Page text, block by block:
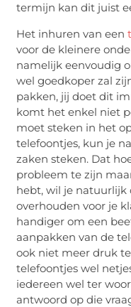
termijn kan dit juist
Het inhuren van een
voor de kleinere
namelijk eenvoudig
wel goedkoper zal
pakken, jij doet dit
komt het enkel niet
moet steken in het
telefoontjes, kun je
zaken steken. Dat
probleem te zijn
hebt, wil je natuurlijk
overhouden voor je
handiger om een
aanpakken van de
ook niet meer druk
telefoontjes wel
iedereen wel ter
antwoord op die